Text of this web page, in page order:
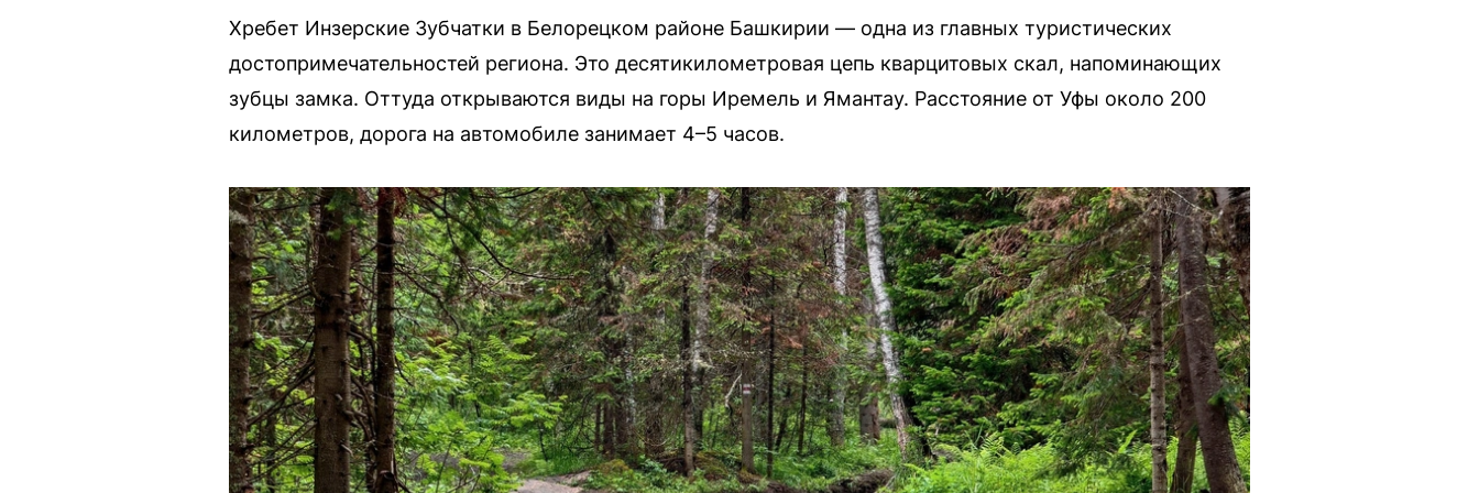
Хребет Инзерские Зубчатки в Белорецком районе Башкирии — одна из главных туристических
достопримечательностей региона. Это десятикилометровая цепь кварцитовых скал, напоминающих
зубцы замка. Оттуда открываются виды на горы Иремель и Ямантау. Расстояние от Уфы около 200
километров, дорога на автомобиле занимает 4–5 часов.